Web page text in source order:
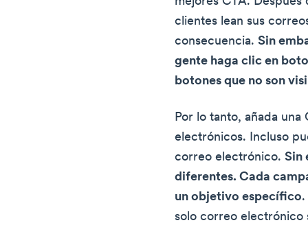
clientes lean sus
consecuencia.Sin
gente haga clic en
botones que no son
Por lo tanto, añada una
electrónicos. Incluso
correo electrónico.Sin
diferentes. Cada
un objetivo específico.
solo correo electrónico